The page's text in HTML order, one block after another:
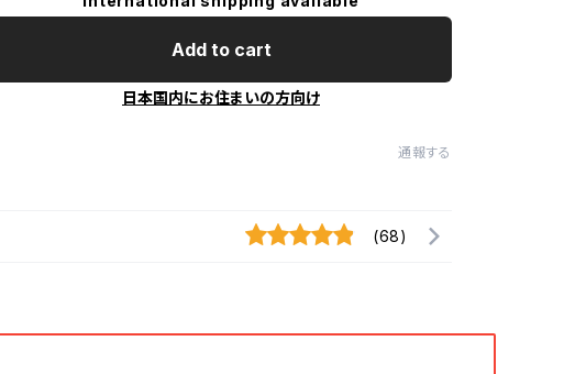
Add to cart
日本国内にお住まいの方向け
通報する
(68)